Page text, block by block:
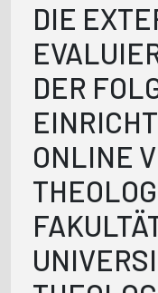
DIE
DER
ONLINE